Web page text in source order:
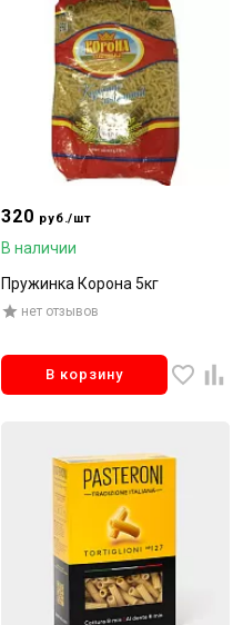
320 руб./шт
В наличии
Пружинка Корона 5кг
нет отзывов
В корзину